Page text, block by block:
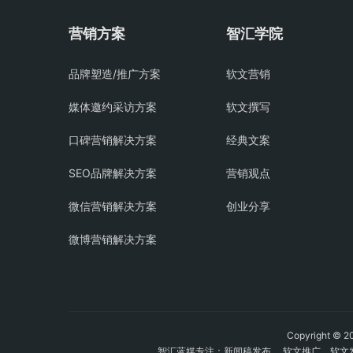
营销方案
品牌塑造/推广方案
媒体邀约采访方案
口碑营销解决方案
SEO品牌解决方案
微信营销解决方案
微博营销解决方案
智汇学院
软文营销
软文撰写
经典文案
营销观点
创业分享
Copyright ©